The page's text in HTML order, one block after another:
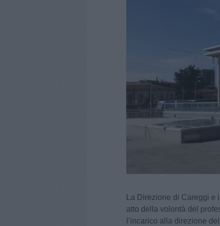
La Direzione di Careggi
atto della volontà del
l’incarico alla direzione